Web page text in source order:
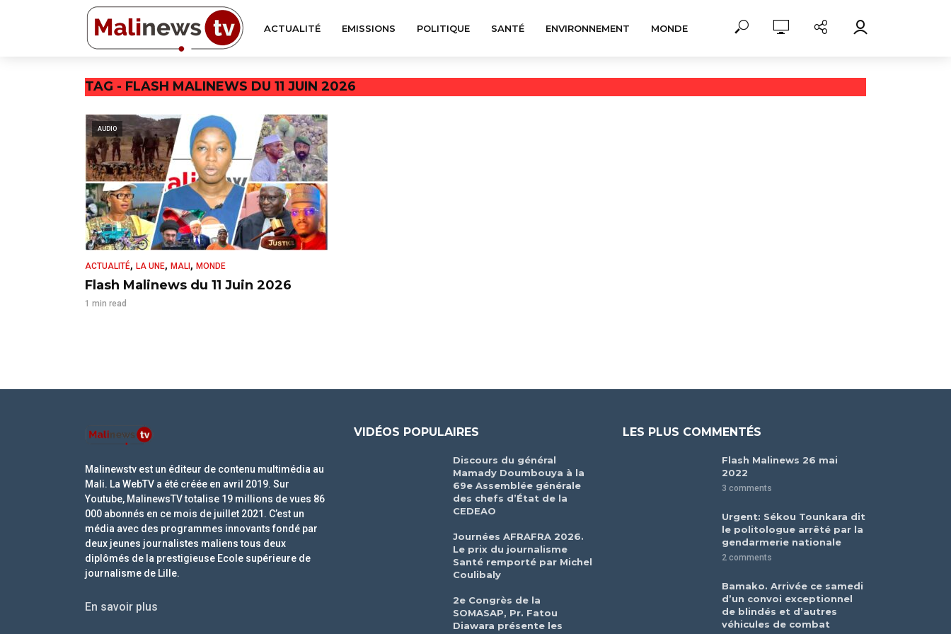
ACTUALITÉ EMISSIONS POLITIQUE SANTÉ ENVIRONNEMENT MONDE
TAG - FLASH MALINEWS DU 11 JUIN 2026
AUDIO
ACTUALITÉ, LA UNE, MALI , MONDE
Flash Malinews du 11 Juin 2026
1 min read
Malinewstv est un éditeur de contenu multimédia au
Mali. La WebTV a été créée en avril 2019. Sur
Youtube, MalinewsTV totalise 19 millions de vues 86
000 abonnés en ce mois de juillet 2021. C’est un
média avec des programmes innovants fondé par
deux jeunes journalistes maliens tous deux
diplômés de la prestigieuse Ecole supérieure de
journalisme de Lille.
En savoir plus
VIDÉOS POPULAIRES
Discours du général
Mamady Doumbouya à la
69e Assemblée générale
des chefs d’État de la
CEDEAO
Journées AFRAFRA 2026.
Le prix du journalisme
Santé remporté par Michel
Coulibaly
2e Congrès de la
SOMASAP, Pr. Fatou
Diawara présente les
LES PLUS COMMENTÉS
Flash Malinews 26 mai
2022
3 comments
Urgent: Sékou Tounkara dit
le politologue arrêté par la
gendarmerie nationale
2 comments
Bamako. Arrivée ce samedi
d’un convoi exceptionnel
de blindés et d’autres
véhicules de combat